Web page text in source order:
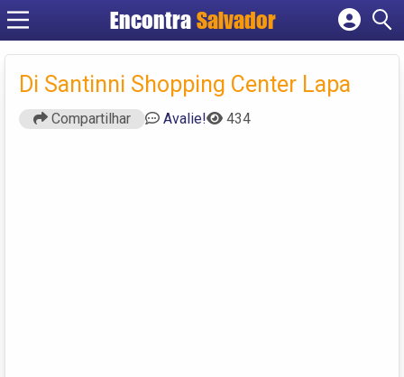
EncontraSalvador
Cadastrar empresa
Criar conta
Di Santinni Shopping Center Lapa
Compartilhar Avalie! 434